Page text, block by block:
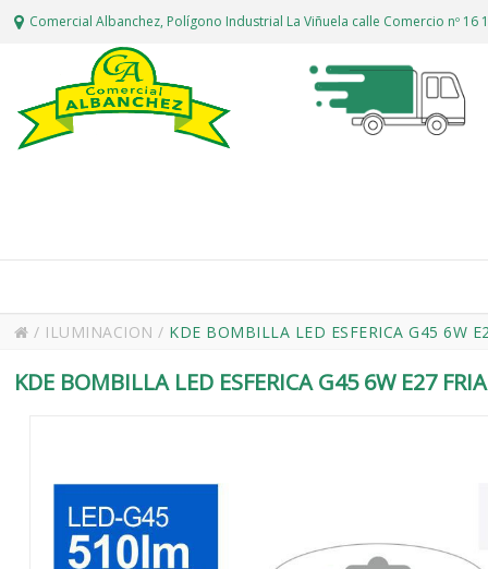
Comercial Albanchez, Polígono Industrial La Viñuela calle Comercio nº 16
/ ILUMINACION/ KDE BOMBILLA LED ESFERICA G45 6W
KDE BOMBILLA LED ESFERICA G45 6W E27